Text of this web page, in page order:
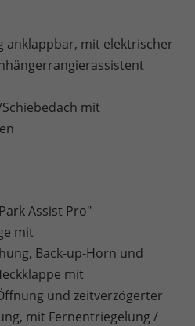
anklappbar, mit elektrischer
mit
Assist Pro"
mit
Back-up-Horn und
mit
und zeitverzögerter
mit Fernentriegelung /